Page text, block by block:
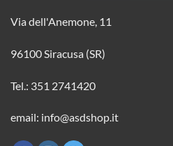
Via dell'Anemone, 11
96100 Siracusa (SR)
Tel.: 351 2741420
email: info@asdshop.it